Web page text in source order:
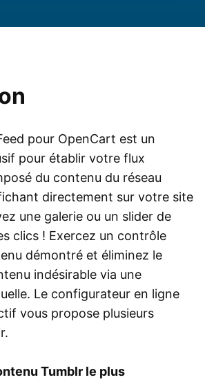
pour OpenCart est un
pour établir votre flux
du contenu du réseau
directement sur votre site
une galerie ou un slider de
clics ! Exercez un contrôle
démontré et éliminez le
indésirable via une
Le configurateur en ligne
vous propose plusieurs
Tumblr le plus